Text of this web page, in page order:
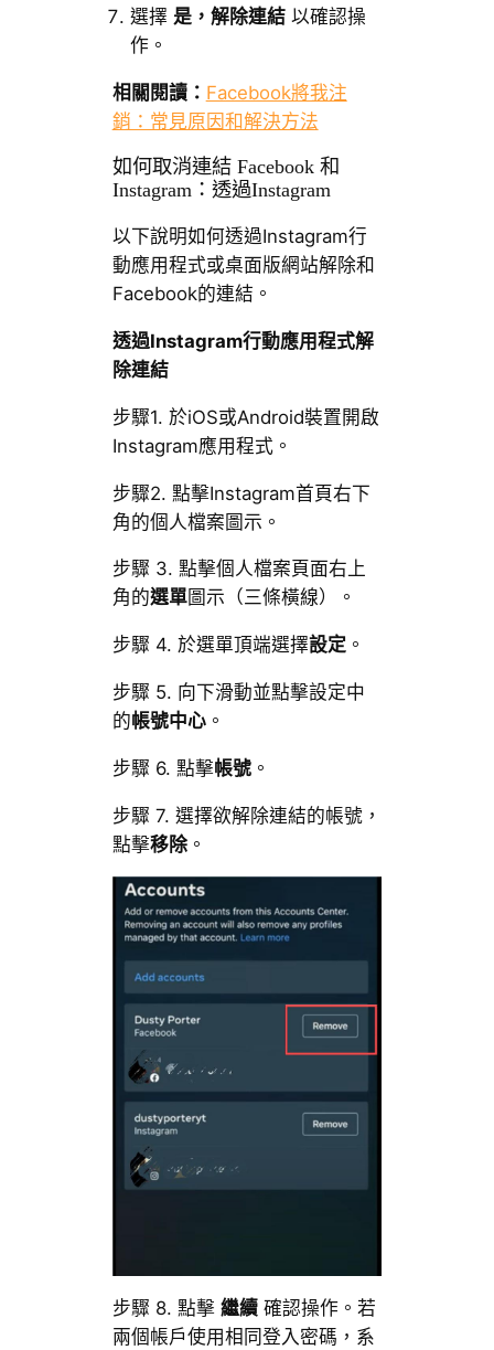
選擇 是，解除連結以確認操
作。
相關閱讀： Facebook將我注
銷：常見原因和解決方法
如何取消連結 Facebook 和
Instagram：透過Instagram
以下說明如何透過Instagram行
動應用程式或桌面版網站解除和
Facebook的連結。
透過Instagram行動應用程式解
除連結
步驟1. 於iOS或Android裝置開啟
Instagram應用程式。
步驟2. 點擊Instagram首頁右下
角的個人檔案圖示。
步驟 3. 點擊個人檔案頁面右上
角的選單圖示（三條橫線）。
步驟 4. 於選單頂端選擇設定。
步驟 5. 向下滑動並點擊設定中
的帳號中心。
步驟 6. 點擊帳號。
步驟 7. 選擇欲解除連結的帳號，
點擊移除。
步驟 8. 點擊 繼續確認操作。若
兩個帳戶使用相同登入密碼，系